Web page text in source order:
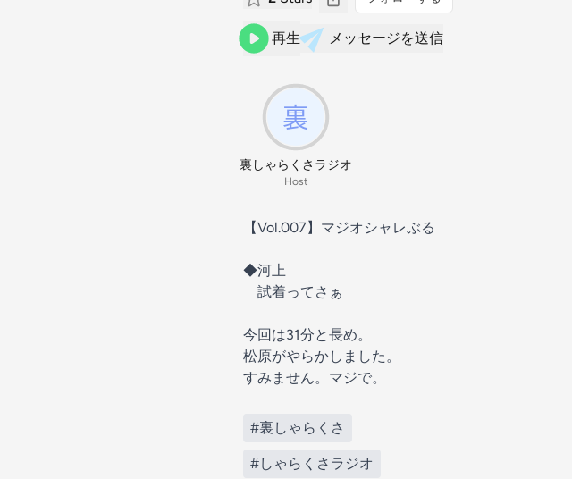
再生 メッセージを送信
裏しゃらくさラジオ
Host
【Vol.007】マジオシャレぶる
◆河上
試着ってさぁ
今回は31分と長め。
松原がやらかしました。
すみません。マジで。
#裏しゃらくさ
#しゃらくさラジオ